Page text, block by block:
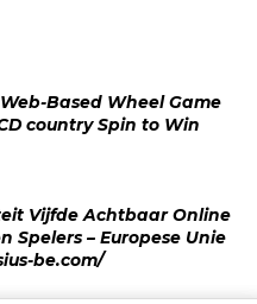
Based Wheel Game
country Spin to Win
Vijfde Achtbaar Online
Spelers – Europese Unie
be.com/